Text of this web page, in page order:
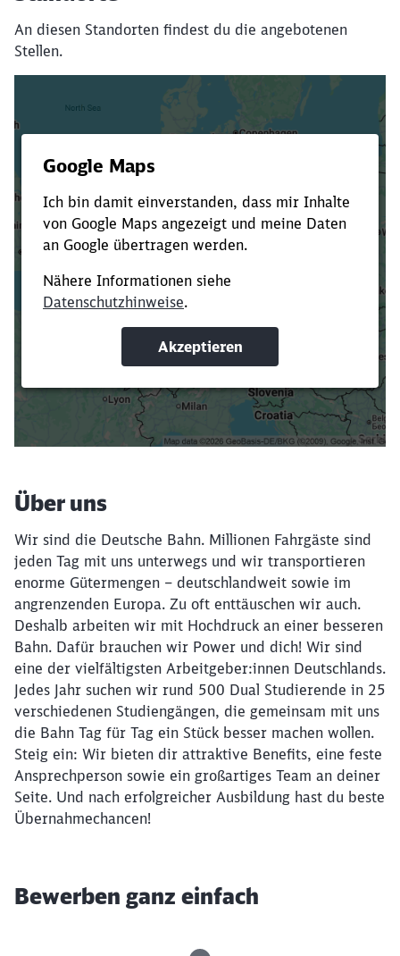
An diesen Standorten findest du die angebotenen
Stellen.
Verkürze die Ladezeit, indem du Suchbegriffe
oder Filter hinzufügst.
Suchbegriffe eingeben
Filter setzen
Über uns
Wir sind die Deutsche Bahn. Millionen Fahrgäste sind
jeden Tag mit uns unterwegs und wir transportieren
enorme Gütermengen – deutschlandweit sowie im
angrenzenden Europa. Zu oft enttäuschen wir auch.
Deshalb arbeiten wir mit Hochdruck an einer besseren
Bahn. Dafür brauchen wir Power und dich! Wir sind
eine der vielfältigsten Arbeitgeber:innen Deutschlands.
Jedes Jahr suchen wir rund 500 Dual Studierende in 25
verschiedenen Studiengängen, die gemeinsam mit uns
die Bahn Tag für Tag ein Stück besser machen wollen.
Steig ein: Wir bieten dir attraktive Benefits, eine feste
Ansprechperson sowie ein großartiges Team an deiner
Seite. Und nach erfolgreicher Ausbildung hast du beste
Übernahmechancen!
Bewerben ganz einfach